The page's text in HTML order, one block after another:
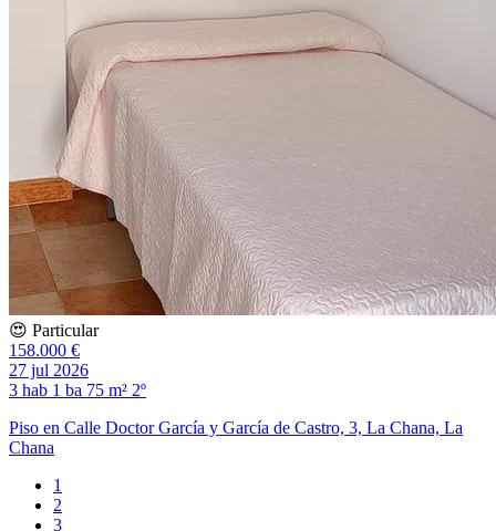
😍 Particular
158.000 €
27 jul 2026
3 hab 1 ba 75 m² 2º
Piso en Calle Doctor García y García de Castro, 3, La Chana, La
Chana
1
2
3